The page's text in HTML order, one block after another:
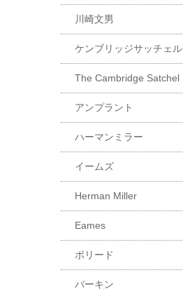
川崎文男
ケンブリッジサッチェル
The Cambridge Satchel
アンプラント
ハーマンミラー
イームズ
Herman Miller
Eames
ボリード
バーキン